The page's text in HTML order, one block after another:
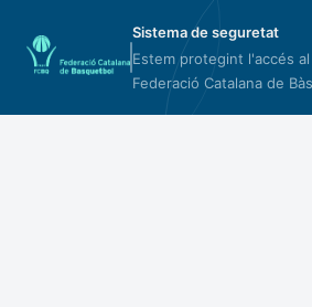
Sistema de seguretat
Estem protegint l'accés
Federació Catalana de